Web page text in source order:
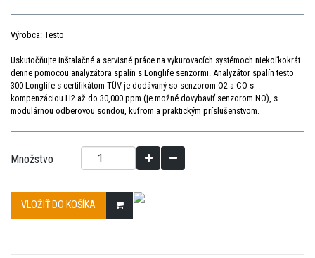
Výrobca: Testo
Uskutočňujte inštalačné a servisné práce na vykurovacích systémoch niekoľkokrát
denne pomocou analyzátora spalín s Longlife senzormi. Analyzátor spalín testo
300 Longlife s certifikátom TÜV je dodávaný so senzorom O2 a CO s
kompenzáciou H2 až do 30,000 ppm (je možné dovybaviť senzorom NO), s
modulárnou odberovou sondou, kufrom a praktickým príslušenstvom.
Množstvo
VLOŽIŤ DO KOŠÍKA